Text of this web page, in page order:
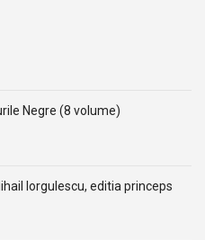
Negre (8 volume)
Iorgulescu, editia princeps